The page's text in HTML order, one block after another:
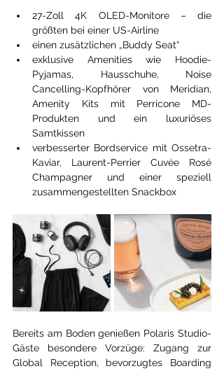
27-Zoll 4K OLED-Monitore – die
größten bei einer US-Airline
einen zusätzlichen „Buddy Seat“
exklusive Amenities wie Hoodie-
Pyjamas, Hausschuhe, Noise
Cancelling-Kopfhörer von Meridian,
Amenity Kits mit Perricone MD-
Produkten und ein luxuriöses
Samtkissen
verbesserter Bordservice mit Ossetra-
Kaviar, Laurent-Perrier Cuvée Rosé
Champagner und einer speziell
zusammengestellten Snackbox
Bereits am Boden genießen Polaris Studio-
Gäste besondere Vorzüge: Zugang zur
Global Reception, bevorzugtes Boarding